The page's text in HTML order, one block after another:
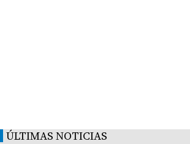
ÚLTIMAS NOTICIAS